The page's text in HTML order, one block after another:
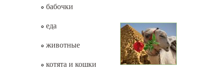
бабочки
еда
животные
котята и кошки